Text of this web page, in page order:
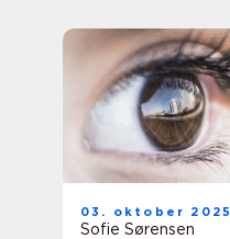
03. oktober 2025
Sofie Sørensen